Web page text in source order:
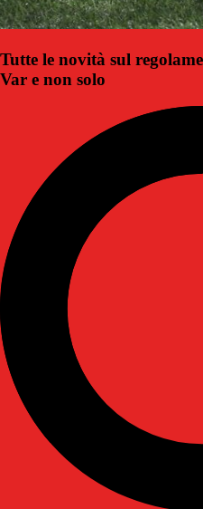
Tutte le novità sul
Var e non solo